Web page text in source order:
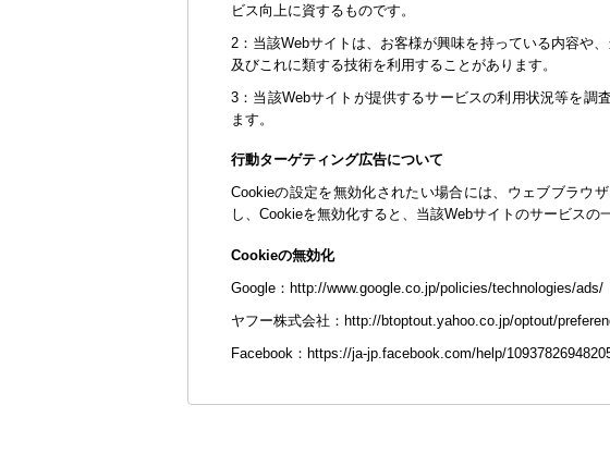
ビス向上に資するものです。
2：当該Webサイトは、お客様が興味を持っている内容や
及びこれに類する技術を利用することがあります。
3：当該Webサイトが提供するサービスの利用状況等を調
ます。
行動ターゲティング広告について
Cookieの設定を無効化されたい場合には、ウェブブラウ
し、Cookieを無効化すると、当該Webサイトのサービスの
Cookieの無効化
Google： http://www.google.co.jp/policies/technologies/ads/
ヤフー株式会社： http://btoptout.yahoo.co.jp/optout/
Facebook： https://ja-jp.facebook.com/help/